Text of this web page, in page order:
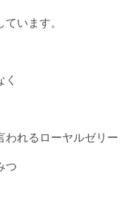
います。
われるローヤルゼリー
つ